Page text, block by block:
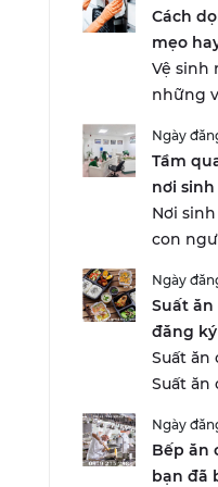
Cách
mẹo
Vệ sinh
những
Ngày
Tầm
nơi
Nơi
con
Ngày
Suất
đăng
Suất
Suất ăn
Ngày
Bếp ăn
bạn đã